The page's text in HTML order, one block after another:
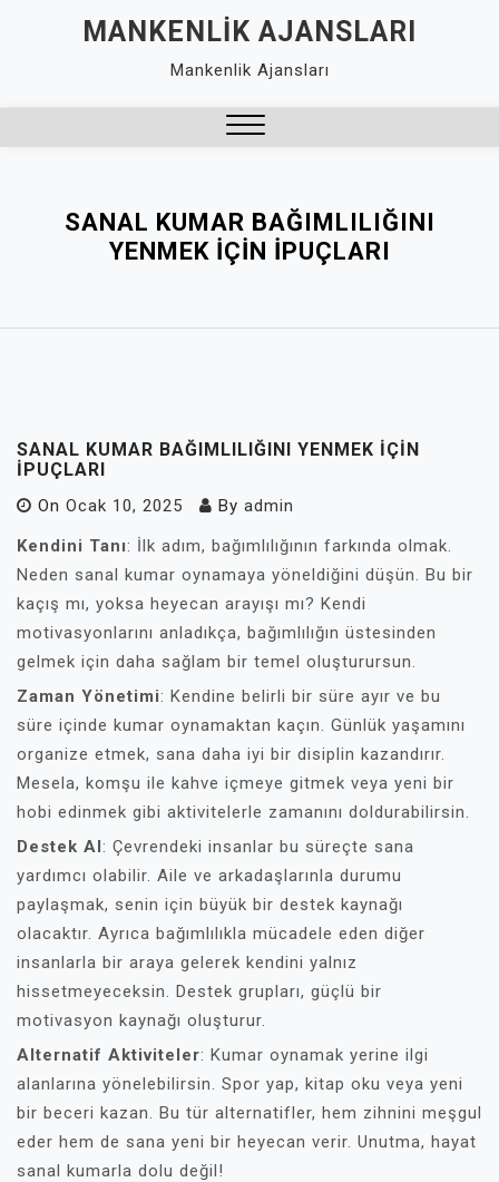
MANKENLIK AJANSLARI
Mankenlik Ajansları
SANAL KUMAR BAĞIMLILIĞINI
YENMEK İÇIN İPUÇLARI
SANAL KUMAR BAĞIMLILIĞINI YENMEK İÇIN
İPUÇLARI
On Ocak 10, 2025 By admin
Kendini Tanı: İlk adım, bağımlılığının farkında olmak.
Neden sanal kumar oynamaya yöneldiğini düşün. Bu bir
kaçış mı, yoksa heyecan arayışı mı? Kendi
motivasyonlarını anladıkça, bağımlılığın üstesinden
gelmek için daha sağlam bir temel oluşturursun.
Zaman Yönetimi: Kendine belirli bir süre ayır ve bu
süre içinde kumar oynamaktan kaçın. Günlük yaşamını
organize etmek, sana daha iyi bir disiplin kazandırır.
Mesela, komşu ile kahve içmeye gitmek veya yeni bir
hobi edinmek gibi aktivitelerle zamanını doldurabilirsin.
Destek Al: Çevrendeki insanlar bu süreçte sana
yardımcı olabilir. Aile ve arkadaşlarınla durumu
paylaşmak, senin için büyük bir destek kaynağı
olacaktır. Ayrıca bağımlılıkla mücadele eden diğer
insanlarla bir araya gelerek kendini yalnız
hissetmeyeceksin. Destek grupları, güçlü bir
motivasyon kaynağı oluşturur.
Alternatif Aktiviteler: Kumar oynamak yerine ilgi
alanlarına yönelebilirsin. Spor yap, kitap oku veya yeni
bir beceri kazan. Bu tür alternatifler, hem zihnini meşgul
eder hem de sana yeni bir heyecan verir. Unutma, hayat
sanal kumarla dolu değil!